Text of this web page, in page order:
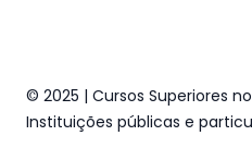
© 2025 | Cursos Superiores
Instituições públicas e